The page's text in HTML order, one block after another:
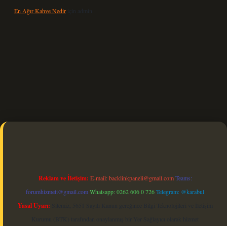
En Ağır Kahve Nedir için admin
Reklam ve İletişim: E-mail:backlinkpaneli@gmail.com Teams:
forumhizmeti@gmail.comWhatsapp: 0262 606 0 726Telegram: @karabul
Yasal Uyarı: